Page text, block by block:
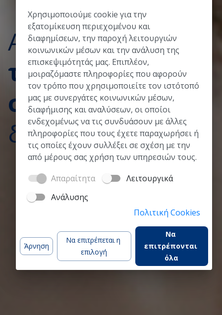
Αναπτύξτε
τις ψηφιακές
σας δεξιότητες
διαδικτυακά!
Δείτε το βίντεο
Χρησιμοποιούμε cookie για την
εξατομίκευση περιεχομένου και
διαφημίσεων, την παροχή λειτουργιών
κοινωνικών μέσων και την ανάλυση της
επισκεψιμότητάς μας. Επιπλέον,
μοιραζόμαστε πληροφορίες που αφορούν
τον τρόπο που χρησιμοποιείτε τον ιστότοπό
μας με συνεργάτες κοινωνικών μέσων,
διαφήμισης και αναλύσεων, οι οποίοι
ενδεχομένως να τις συνδυάσουν με άλλες
πληροφορίες που τους έχετε παραχωρήσει ή
τις οποίες έχουν συλλέξει σε σχέση με την
από μέρους σας χρήση των υπηρεσιών τους.
Απαραίτητα
Λειτουργικά
Ανάλυσης
Πολιτική Cookies
Άρνηση
Να επιτρέπεται η
επιλογή
Να
επιτρέπονται
όλα